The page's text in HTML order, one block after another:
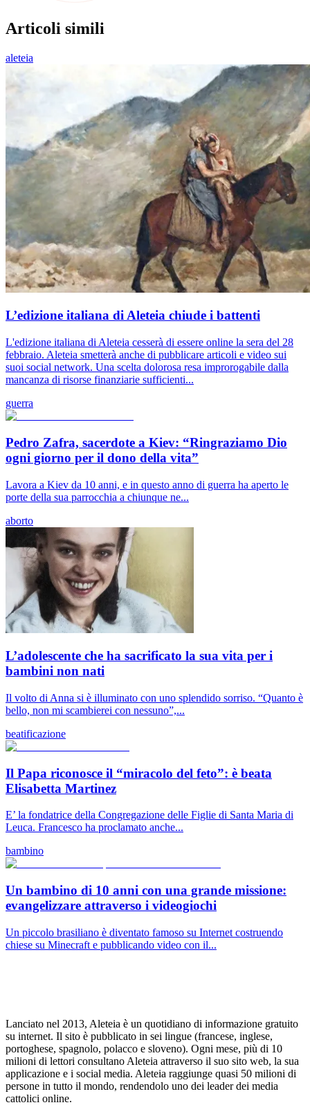
Articoli simili
aleteia
L’edizione italiana di Aleteia chiude i battenti
L'edizione italiana di Aleteia cesserà di essere online la sera del 28
febbraio. Aleteia smetterà anche di pubblicare articoli e video sui
suoi social network. Una scelta dolorosa resa improrogabile dalla
mancanza di risorse finanziarie sufficienti...
guerra
Pedro Zafra, sacerdote a Kiev: “Ringraziamo Dio
ogni giorno per il dono della vita”
Lavora a Kiev da 10 anni, e in questo anno di guerra ha aperto le
porte della sua parrocchia a chiunque ne...
aborto
L’adolescente che ha sacrificato la sua vita per i
bambini non nati
Il volto di Anna si è illuminato con uno splendido sorriso. “Quanto è
bello, non mi scambierei con nessuno”,...
beatificazione
Il Papa riconosce il “miracolo del feto”: è beata
Elisabetta Martinez
E’ la fondatrice della Congregazione delle Figlie di Santa Maria di
Leuca. Francesco ha proclamato anche...
bambino
Un bambino di 10 anni con una grande missione:
evangelizzare attraverso i videogiochi
Un piccolo brasiliano è diventato famoso su Internet costruendo
chiese su Minecraft e pubblicando video con il...
Lanciato nel 2013, Aleteia è un quotidiano di informazione gratuito
su internet. Il sito è pubblicato in sei lingue (francese, inglese,
portoghese, spagnolo, polacco e sloveno). Ogni mese, più di 10
milioni di lettori consultano Aleteia attraverso il suo sito web, la sua
applicazione e i social media. Aleteia raggiunge quasi 50 milioni di
persone in tutto il mondo, rendendolo uno dei leader dei media
cattolici online.